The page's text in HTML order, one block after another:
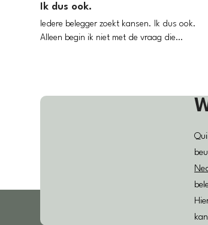
Ik dus ook.
Iedere belegger zoekt kansen. Ik dus ook.
Alleen begin ik niet met de vraag die…